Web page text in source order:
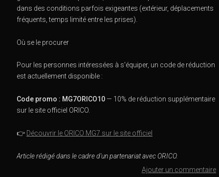
dans des conditions parfois exigeantes (extérieur, déplacements
fréquents, temps limité entre les prises).
Où se le procurer
Pour les personnes intéressées à s'équiper, un code de réduction
est actuellement disponible :
Code promo : MG7ORICO10 — 10% de réduction supplémentaire
sur le site officiel ORICO.
👉 Découvrir le ORICO MG7 sur le site officiel
Article rédigé dans le cadre d'un partenariat avec ORICO.
Ajouter un commentaire